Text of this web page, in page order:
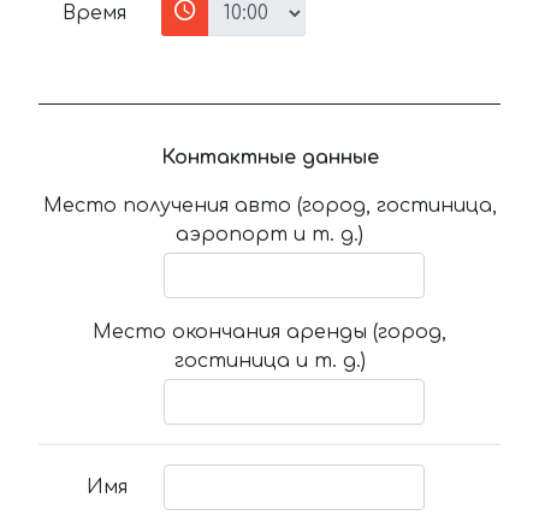
Время
Контактные данные
Место получения авто (город, гостиница,
аэропорт и т. д.)
Место окончания аренды (город,
гостиница и т. д.)
Имя